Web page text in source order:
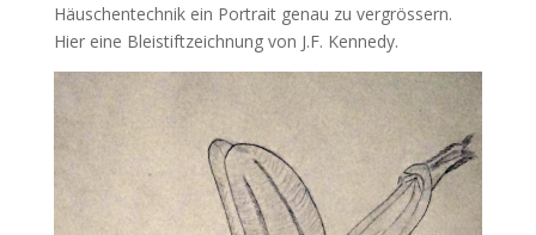
Häuschentechnik ein Portrait genau zu vergrössern.
Hier eine Bleistiftzeichnung von J.F. Kennedy.